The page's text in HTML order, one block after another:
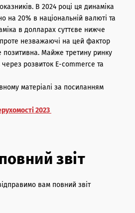
В 2024 році ця динаміка
на 20% в національній валюті та
в долларах суттєве нижче
незважаючі на цей фактор
позитивна. Майже третину ринку
через розвиток E-commerce та
матеріалі за посиланням
2023
звіт
вам повний звіт